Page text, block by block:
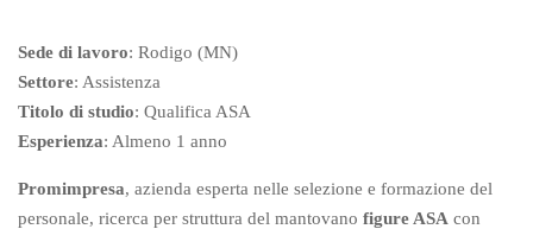
Sede di lavoro: Rodigo (MN)
Settore: Assistenza
Titolo di studio: Qualifica ASA
Esperienza: Almeno 1 anno
Promimpresa, azienda esperta nelle selezione e formazione del
personale, ricerca per struttura del mantovano figure ASA con